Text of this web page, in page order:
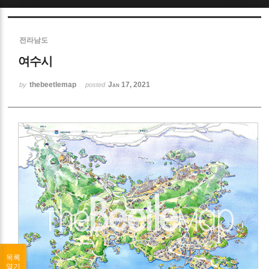
전라남도
여수시
by thebeetlemap posted Jan 17, 2021
목록
열기
Sketchbook5, 스케치북5
Sketchbook5, 스케치북5